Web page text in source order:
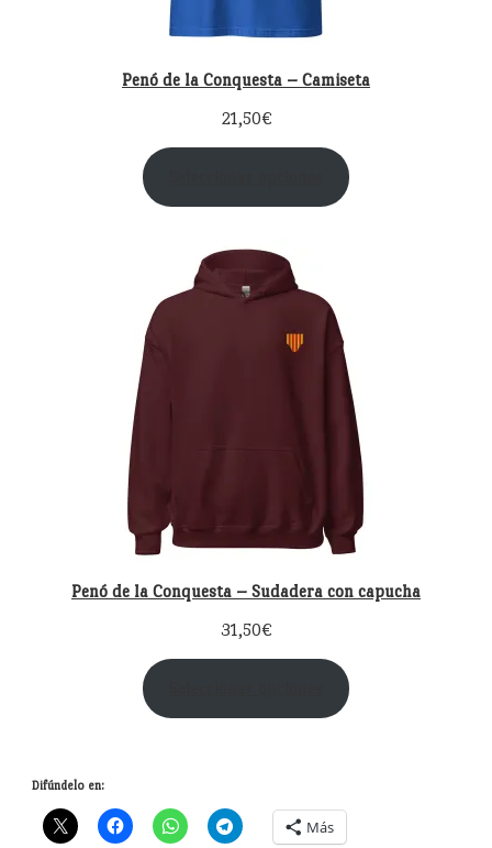
Penó de la Conquesta – Camiseta
21,50€
Penó de la Conquesta – Sudadera con capucha
31,50€
Difúndelo en:
Más